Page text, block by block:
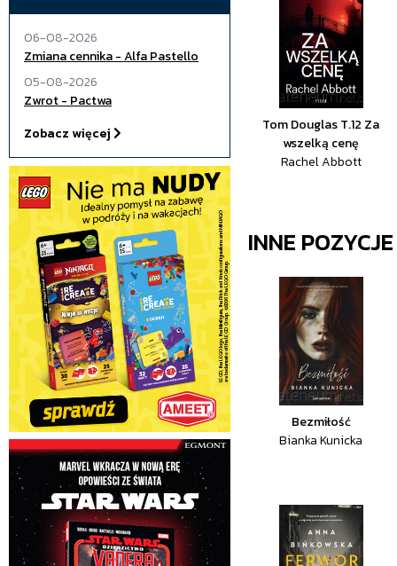
06-08-2026
Zmiana cennika - Alfa Pastello
05-08-2026
Zwrot - Pactwa
Zobacz więcej
Tom Douglas T.12 Za
wszelką cenę
Rachel Abbott
INNE
Bezmiłość
Bianka Kunicka